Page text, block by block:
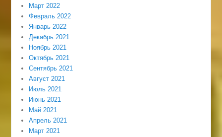
Март 2022
Февраль 2022
Январь 2022
Декабрь 2021
Ноябрь 2021
Октябрь 2021
Сентябрь 2021
Август 2021
Июль 2021
Июнь 2021
Май 2021
Апрель 2021
Март 2021